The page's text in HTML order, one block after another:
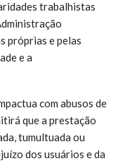
trabalhistas
próprias e pelas
e a
com abusos de
que a prestação
tumultuada ou
dos usuários e da